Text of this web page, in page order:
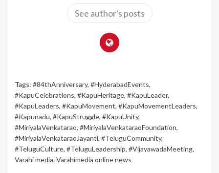
See author's posts
Tags: #84thAnniversary, #HyderabadEvents,
#KapuCelebrations, #KapuHeritage, #KapuLeader,
#KapuLeaders, #KapuMovement, #KapuMovementLeaders,
#Kapunadu, #KapuStruggle, #KapuUnity,
#MiriyalaVenkatarao, #MiriyalaVenkataraoFoundation,
#MiriyalaVenkataraoJayanti, #TeluguCommunity,
#TeluguCulture, #TeluguLeadership, #VijayawadaMeeting,
Varahi media, Varahimedia online news